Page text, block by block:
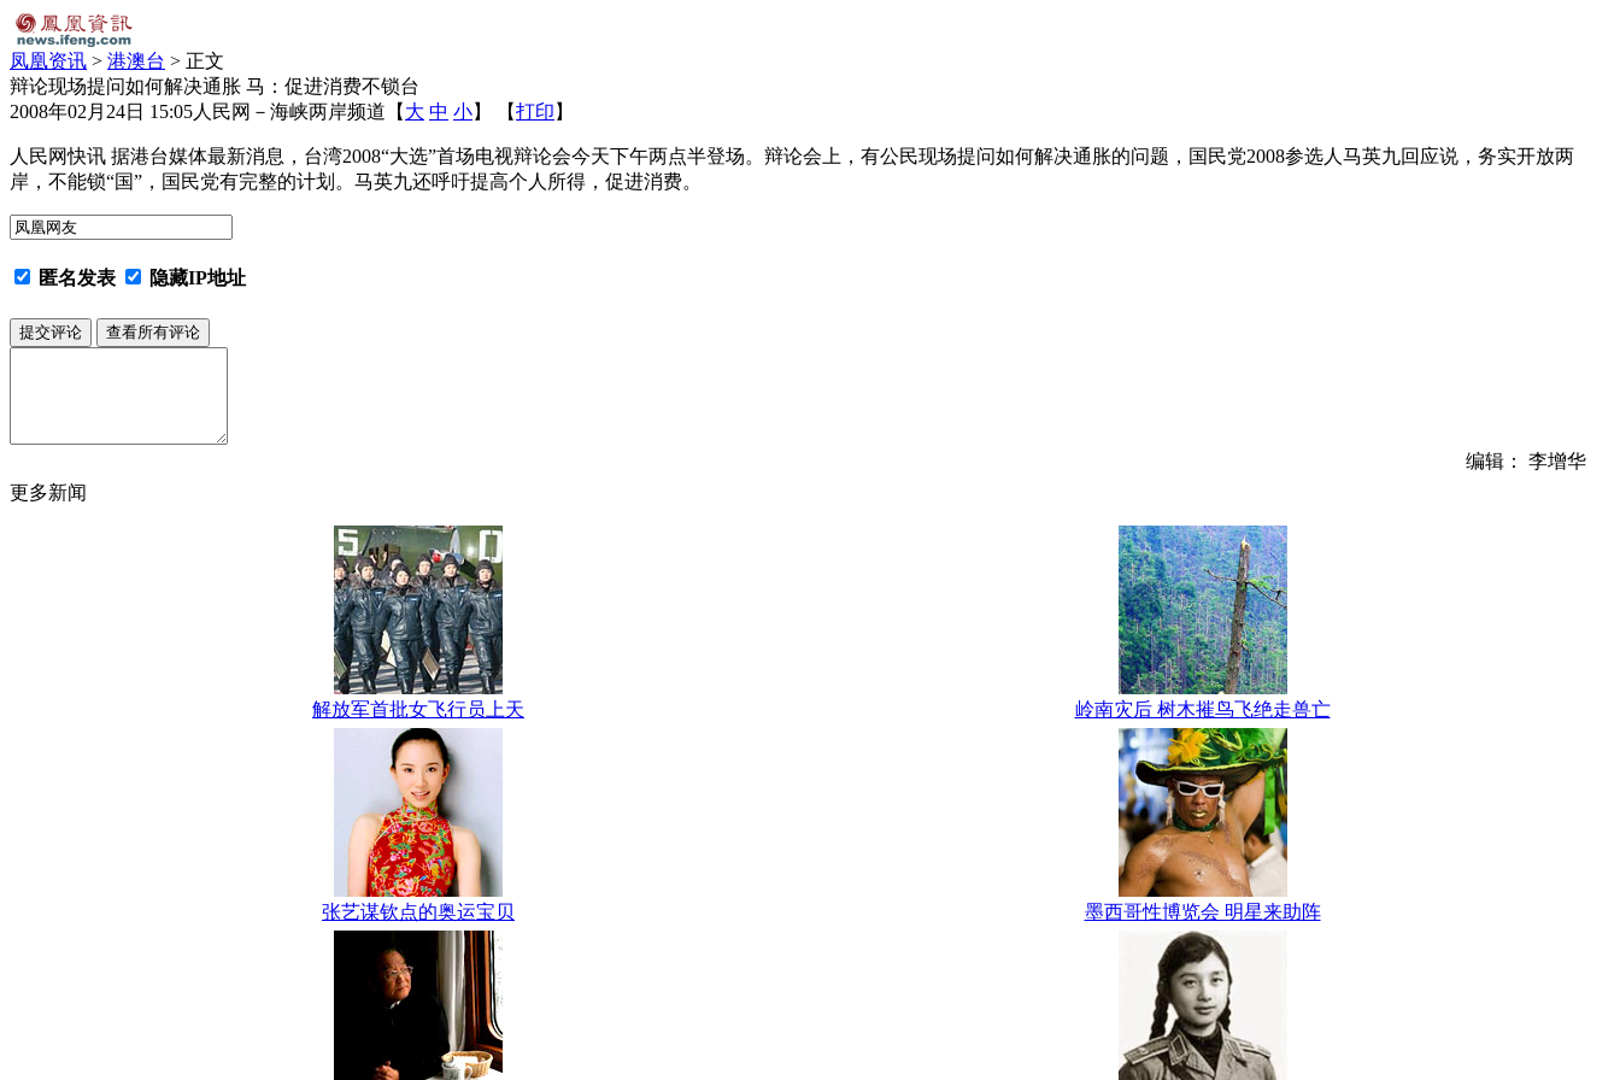
凤凰资讯 > 港澳台 > 正文
辩论现场提问如何解决通胀 马：促进消费不锁台
2008年02月24日 15:05人民网－海峡两岸频道 【 大 中 小】 【打印 】
人民网快讯 据港台媒体最新消息，台湾2008“大选”首场电视辩论会今天下午两点半登场。辩论会上，有公民现场提问如何解决通胀的问题，国民党2008参选人马英九回应说，务实开放两
岸，不能锁“国”，国民党有完整的计划。马英九还呼吁提高个人所得，促进消费。
匿名发表 隐藏IP地址
编辑： 李增华
更多新闻
解放军首批女飞行员上天 岭南灾后 树木摧鸟飞绝走兽亡
张艺谋钦点的奥运宝贝 墨西哥性博览会 明星来助阵